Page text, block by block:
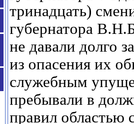
тринадцать)
губернатора
не давали долго
из опасения их
служебным
пребывали в
правил областью